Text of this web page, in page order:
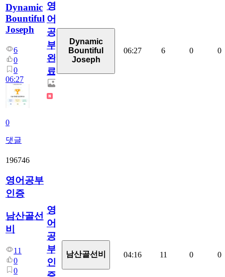
Dynamic
Bountiful
Joseph
6
0
0
06:27
0
댓글
영
어
공
부
완
료
Dynamic
Bountiful
Joseph
06:27 6 0 0
196746
영어공부
인증
남산골선
비
11
0
0
영
어
공
부
인
남산골선비 04:16 11 0 0